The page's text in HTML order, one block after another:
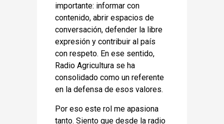
importante: informar con
contenido, abrir espacios de
conversación, defender la libre
expresión y contribuir al país
con respeto. En ese sentido,
Radio Agricultura se ha
consolidado como un referente
en la defensa de esos valores.
Por eso este rol me apasiona
tanto. Siento que desde la radio